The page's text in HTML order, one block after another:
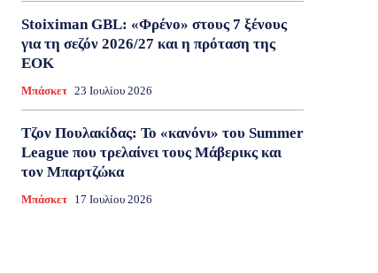
Stoiximan GBL: «Φρένο» στους 7 ξένους
για τη σεζόν 2026/27 και η πρόταση της
ΕΟΚ
Μπάσκετ 23 Ιουλίου 2026
Τζον Πουλακίδας: Το «κανόνι» του Summer
League που τρελαίνει τους Μάβερικς και
τον Μπαρτζώκα
Μπάσκετ 17 Ιουλίου 2026